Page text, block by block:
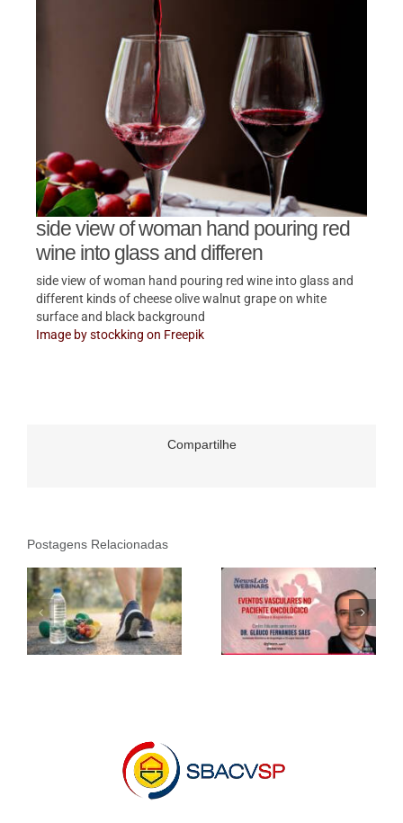
side view of woman hand pouring red
wine into glass and differen
side view of woman hand pouring red wine into glass and
different kinds of cheese olive walnut grape on white
surface and black background
Image by stockking on Freepik
Compartilhe
Postagens Relacionadas